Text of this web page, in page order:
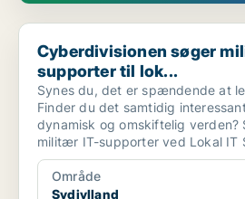
Cyberdivisionen søger militær IT-
Cyberdivisionen søger
supporter til lok...
Synes du, det er spændende at
Finder du det samtidig
dynamisk og omskiftelig verden?
militær IT-supporter ved Lokal IT
Område
Sydjylland